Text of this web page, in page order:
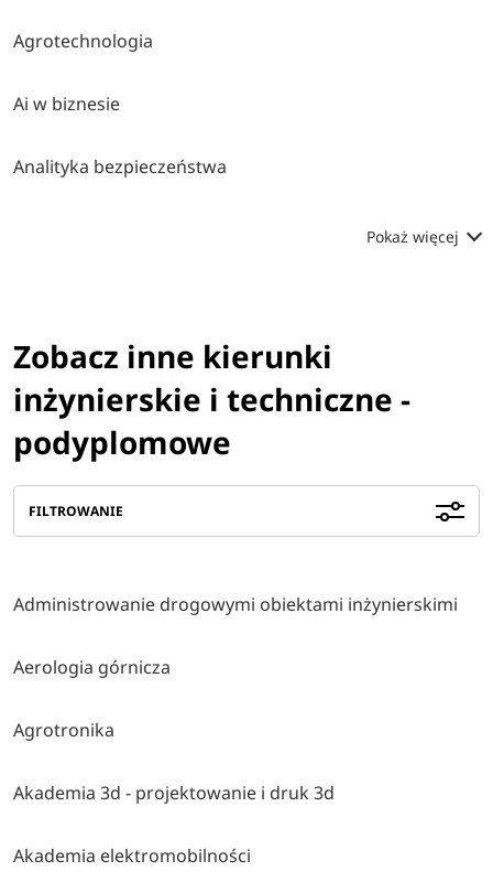
Agrotechnologia
Ai w biznesie
Analityka bezpieczeństwa
Pokaż więcej
Zobacz inne kierunki
inżynierskie i techniczne -
podyplomowe
FILTROWANIE
Administrowanie drogowymi obiektami inżynierskimi
Aerologia górnicza
Agrotronika
Akademia 3d - projektowanie i druk 3d
Akademia elektromobilności